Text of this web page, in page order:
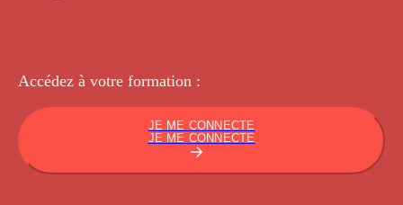
Accédez à votre formation :
JE ME CONNECTE
JE ME CONNECTE